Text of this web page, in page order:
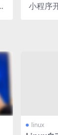
小程序
linux